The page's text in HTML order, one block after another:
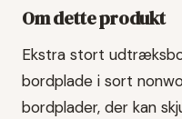
Om dette produkt
Ekstra stort
bordplade i sort
bordplader, der kan